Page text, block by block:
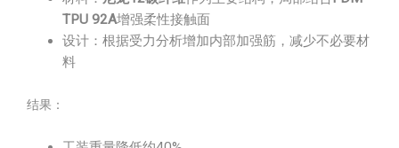
TPU 92A增强柔性接触面
设计：根据受力分析增加内部加强筋，减少不必要材
料
结果：